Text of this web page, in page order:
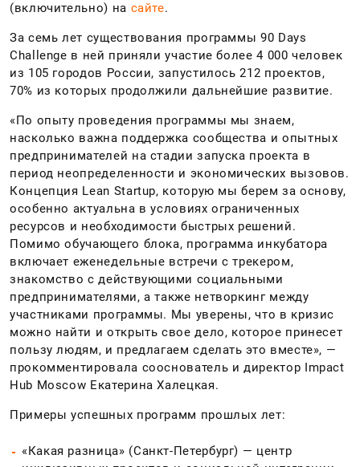
(включительно) на сайте.
За семь лет существования программы 90 Days
Challenge в ней приняли участие более 4 000 человек
из 105 городов России, запустилось 212 проектов,
70% из которых продолжили дальнейшие развитие.
«По опыту проведения программы мы знаем,
насколько важна поддержка сообщества и опытных
предпринимателей на стадии запуска проекта в
период неопределенности и экономических вызовов.
Концепция Lean Startup, которую мы берем за основу,
особенно актуальна в условиях ограниченных
ресурсов и необходимости быстрых решений.
Помимо обучающего блока, программа инкубатора
включает еженедельные встречи с трекером,
знакомство с действующими социальными
предпринимателями, а также нетворкинг между
участниками программы. Мы уверены, что в кризис
можно найти и открыть свое дело, которое принесет
пользу людям, и предлагаем сделать это вместе», —
прокомментировала сооснователь и директор Impact
Hub Moscow Екатерина Халецкая.
Примеры успешных программ прошлых лет:
«Какая разница» (Санкт-Петербург) — центр